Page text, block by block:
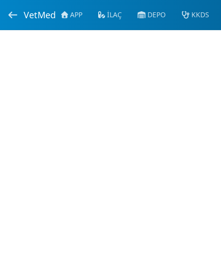
VetMed APP İLAÇ DEPO KKDS